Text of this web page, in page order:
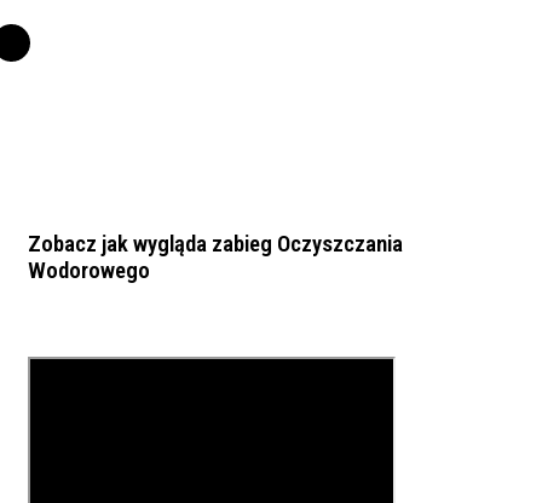
Zobacz jak wygląda zabieg Oczyszczania
Wodorowego